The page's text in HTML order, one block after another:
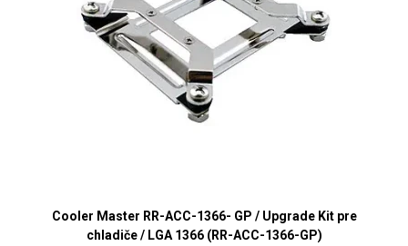
Cooler Master RR-ACC-1366- GP / Upgrade Kit pre
chladiče / LGA 1366 (RR-ACC-1366-GP)